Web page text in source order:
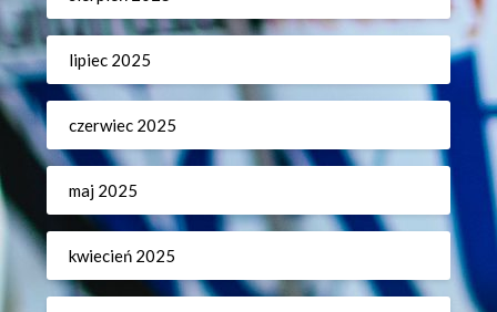
lipiec 2025
czerwiec 2025
maj 2025
kwiecień 2025